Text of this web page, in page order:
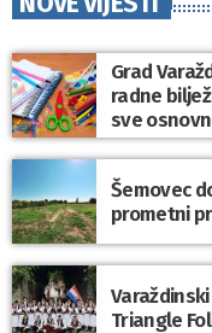
Grad
radne
sve
Šemovec
prometni
Triangle